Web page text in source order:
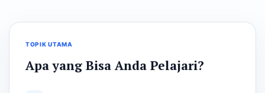
TOPIK UTAMA
Apa yang Bisa Anda Pelajari?